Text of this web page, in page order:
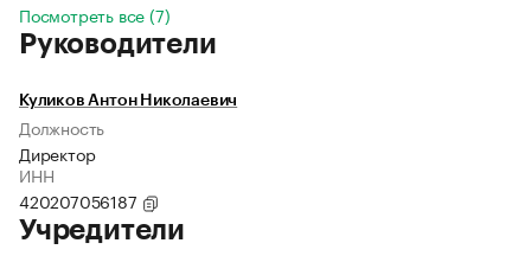
Посмотреть все (7)
Руководители
Куликов Антон Николаевич
Должность
Директор
ИНН
420207056187
Учредители